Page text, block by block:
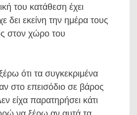
του κατάθεση έχει
δει εκείνη την ημέρα τους
στον χώρο του
ότι τα συγκεκριμένα
στο επεισόδιο σε βάρος
είχα παρατηρήσει κάτι